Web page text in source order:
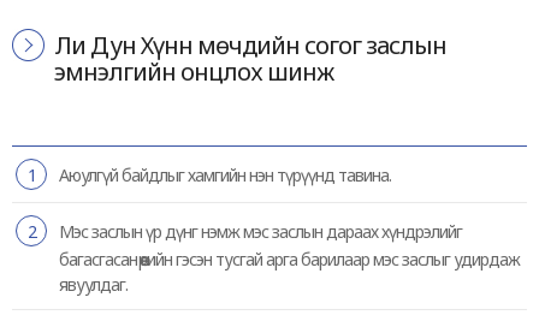
Ли Дун Хүнн мөчдийн согог заслын
эмнэлгийн онцлох шинж
1 Аюулгүй байдлыг хамгийн нэн түрүүнд тавина.
2
Мэс заслын үр дүнг нэмж мэс заслын дараах хүндрэлийг
багасгасан өөрийн гэсэн тусгай арга барилаар мэс заслыг удирдаж
явуулдаг.